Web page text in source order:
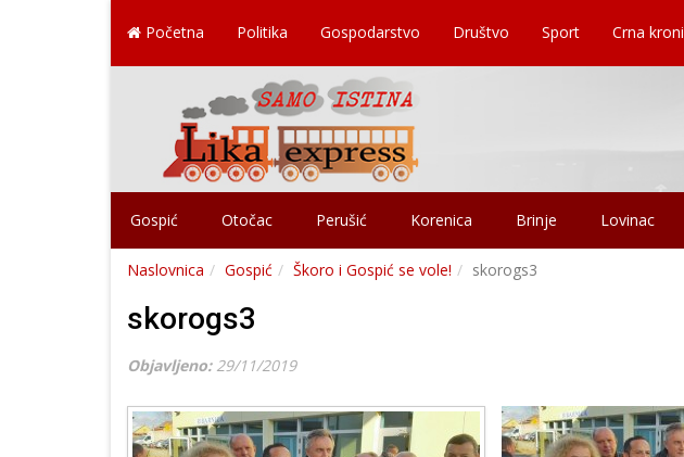
Početna Politika Gospodarstvo Društvo Sport Crna
Gospić Otočac Perušić Korenica Brinje Lovinac
Naslovnica Gospić Škoro i Gospić se vole! skorogs3
skorogs3
Objavljeno: 29/11/2019